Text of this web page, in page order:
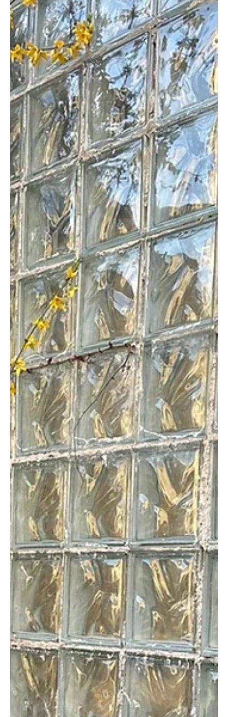
Risicoanalyse van Klimaatverandering) en heeft al heel wat
onderzoeken op zijn palmares naar de links tussen bossen, klimaat
en gezondheid.